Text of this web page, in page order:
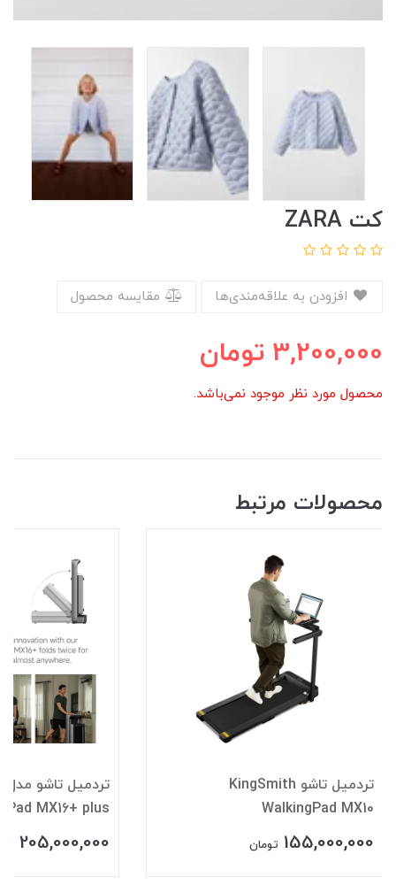
کت ZARA
مقایسه محصول
3,200,000 تومان
محصول مورد نظر موجود نمی‌باشد.
محصولات مرتبط
تردمیل تاشو KingSmith
WalkingPad MX10
155,000,000 تومان
MX16+ plus
205,000,000